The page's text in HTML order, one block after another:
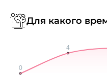
Для какого